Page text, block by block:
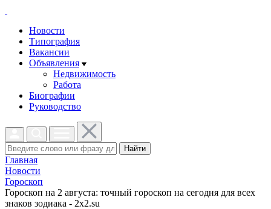
Новости
Типография
Вакансии
Объявления
Недвижимость
Работа
Биографии
Руководство
Найти
Главная
Новости
Гороскоп
Гороскоп на 2 августа: точный гороскоп на сегодня для всех
знаков зодиака - 2x2.su